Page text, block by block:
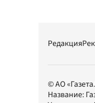
Редакция
© АО
Название: